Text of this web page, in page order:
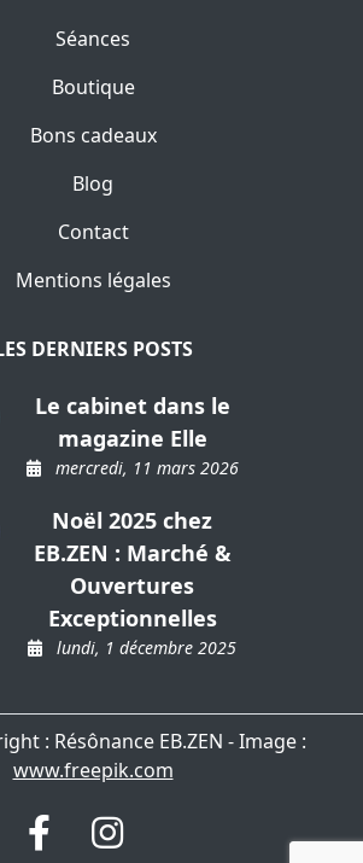
Séances
Boutique
Bons cadeaux
Blog
Contact
Mentions légales
DERNIERS POSTS
Le cabinet dans le
magazine Elle
mercredi, 11 mars 2026
Noël 2025 chez
EB.ZEN : Marché &
Ouvertures
Exceptionnelles
lundi, 1 décembre 2025
: Résônance EB.ZEN - Image :
www.freepik.com